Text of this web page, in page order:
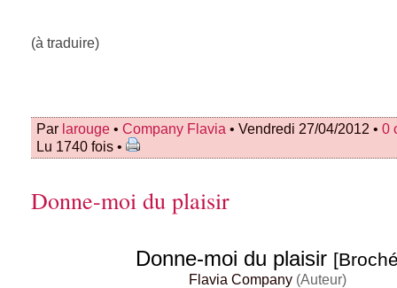
(à traduire)
Par larouge • Company Flavia • Vendredi 27/04/2012 • 0
Lu 1740 fois •
Donne-moi du plaisir
Donne-moi du plaisir
Flavia Company (Auteur)